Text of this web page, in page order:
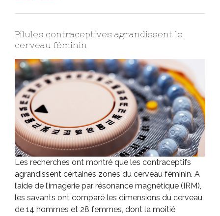
Pilules contraceptives agrandissent le
cerveau féminin
Les recherches ont montré que les contraceptifs
agrandissent certaines zones du cerveau féminin. A
l’aide de l’imagerie par résonance magnétique (IRM),
les savants ont comparé les dimensions du cerveau
de 14 hommes et 28 femmes, dont la moitié